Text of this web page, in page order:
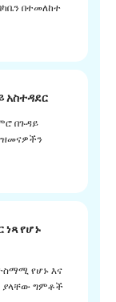
በተመለከተ
በጉዳይ
ዝመናዎችን
የሆኑ
የሆኑ እና
ያላቸው ግምቶች